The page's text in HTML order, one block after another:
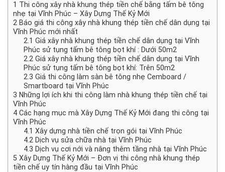
1 Thi công xây nhà khung thép tiền chế bằng tấm bê tông
nhẹ tại Vĩnh Phúc – Xây Dựng Thế Kỷ Mới
2 Báo giá thi công xây nhà khung thép tiền chế dân dụng tại
Vĩnh Phúc mới nhất
2.1 Giá xây nhà khung thép tiền chế dân dụng tại Vĩnh
Phúc sử tụng tấm bê tông bọt khí : Dưới 50m2
2.2 Giá xây nhà khung thép tiền chế dân dụng tại Vĩnh
Phúc sử tụng tấm bê tông bọt khí: Trên 50m2
2.3 Giá thi công làm sàn bê tông nhẹ Cemboard /
Smartboard tại Vĩnh Phúc
3 Những lợi ích khi thi công làm nhà khung thép tiền chế tại
Vĩnh Phúc
4 Các hạng mục mà Xây Dựng Thế Kỷ Mới đang thi công tại
Vĩnh Phúc
4.1 Xây dựng nhà tiền chế trọn gói tại Vĩnh Phúc
4.2 Dịch vụ sửa chữa nhà tại Vĩnh Phúc
4.3 Dịch vụ cơi nới và nâng thêm tầng nhà tại Vĩnh Phúc
5 Xây Dựng Thế Kỷ Mới – Đơn vị thi công nhà khung thép
tiền chế uy tín hàng đầu tại Vĩnh Phúc